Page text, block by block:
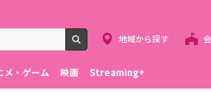
検索
地域から探す
メ・ゲーム 映画 Streaming+